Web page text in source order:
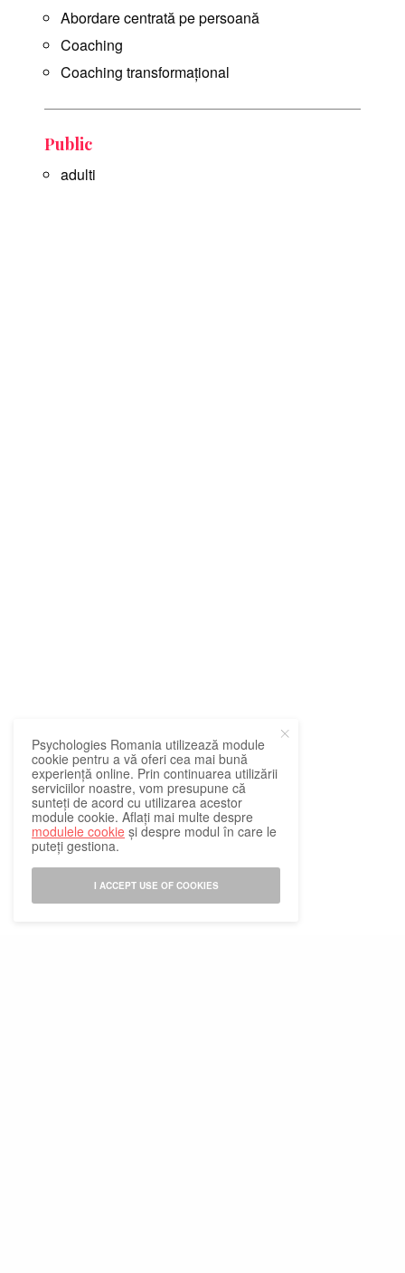
Abordare centrată pe persoană
Coaching
Coaching transformațional
Public
adulti
Psychologies Romania utilizează module
cookie pentru a vă oferi cea mai bună
experiență online. Prin continuarea utilizării
serviciilor noastre, vom presupune că
sunteți de acord cu utilizarea acestor
module cookie. Aflați mai multe despre
modulele cookie și despre modul în care le
puteți gestiona.
I ACCEPT USE OF COOKIES